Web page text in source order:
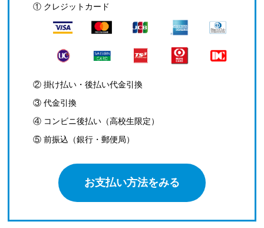
① クレジットカード
② 掛け払い・後払い代金引換
③ 代金引換
④ コンビニ後払い（高校生限定）
⑤ 前振込（銀行・郵便局）
お支払い方法をみる